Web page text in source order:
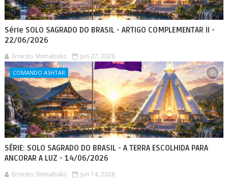
Série SOLO SAGRADO DO BRASIL - ARTIGO COMPLEMENTAR II -
22/06/2026
Ernesto Shimabuko Jun 27, 2026
COMANDO ASHTAR
SÉRIE: SOLO SAGRADO DO BRASIL - A TERRA ESCOLHIDA PARA
ANCORAR A LUZ - 14/06/2026
Ernesto Shimabuko Jun 14, 2026